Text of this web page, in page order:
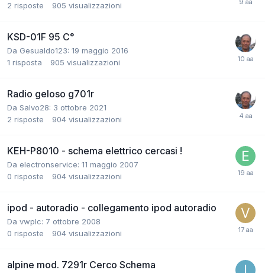
2 risposte 905 visualizzazioni
KSD-01F 95 C°
Da Gesualdo123: 19 maggio 2016
1 risposta 905 visualizzazioni
Radio geloso g701r
Da Salvo28: 3 ottobre 2021
2 risposte 904 visualizzazioni
KEH-P8010 - schema elettrico cercasi !
Da electronservice: 11 maggio 2007
0 risposte 904 visualizzazioni
ipod - autoradio - collegamento ipod autoradio
Da vwplc: 7 ottobre 2008
0 risposte 904 visualizzazioni
alpine mod. 7291r Cerco Schema